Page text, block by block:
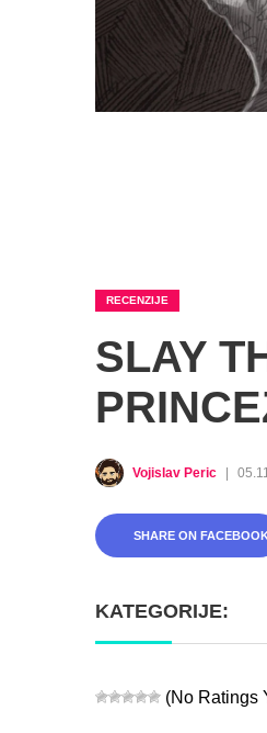
RECENZIJE
SLAY
Vojislav Peric
SHARE ON
KATEGORIJE:
(No Ratings